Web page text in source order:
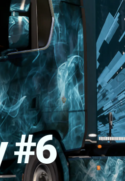
#6